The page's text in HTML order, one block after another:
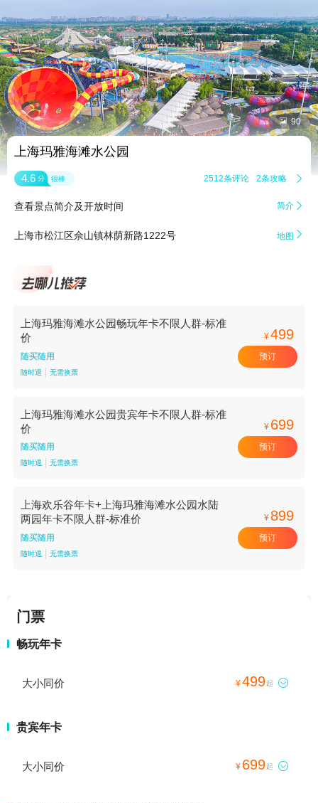
 90
上海玛雅海滩水公园
4.6 分 很棒 2512条评论 2条攻略 
查看景点简介及开放时间 简介 
上海市松江区佘山镇林荫新路1222号 地图 
上海玛雅海滩水公园畅玩年卡不限人群-标准
价
随买随用
随时退 无需换票
¥499
预订
上海玛雅海滩水公园贵宾年卡不限人群-标准
价
随买随用
随时退 无需换票
¥ 699
预订
上海欢乐谷年卡+上海玛雅海滩水公园水陆
两园年卡不限人群-标准价
随买随用
随时退 无需换票
¥ 899
预订
门票
畅玩年卡
大小同价 ¥499起 
贵宾年卡
大小同价 ¥ 699起 
